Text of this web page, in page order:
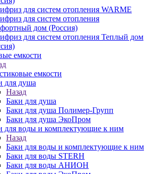
для систем отопления WARME
для систем отопления
дом (Россия)
для систем отопления Теплый дом
емкости
емкости
для душа
Назад
Баки для душа
Баки для душа Полимер-Групп
Баки для душа ЭкоПром
для воды и комплектующие к ним
Назад
Баки для воды и комплектующие к ним
Баки для воды STERH
Баки для воды АНИОН